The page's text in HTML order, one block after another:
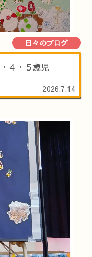
日々のブログ
４・５歳児
2026.7.14